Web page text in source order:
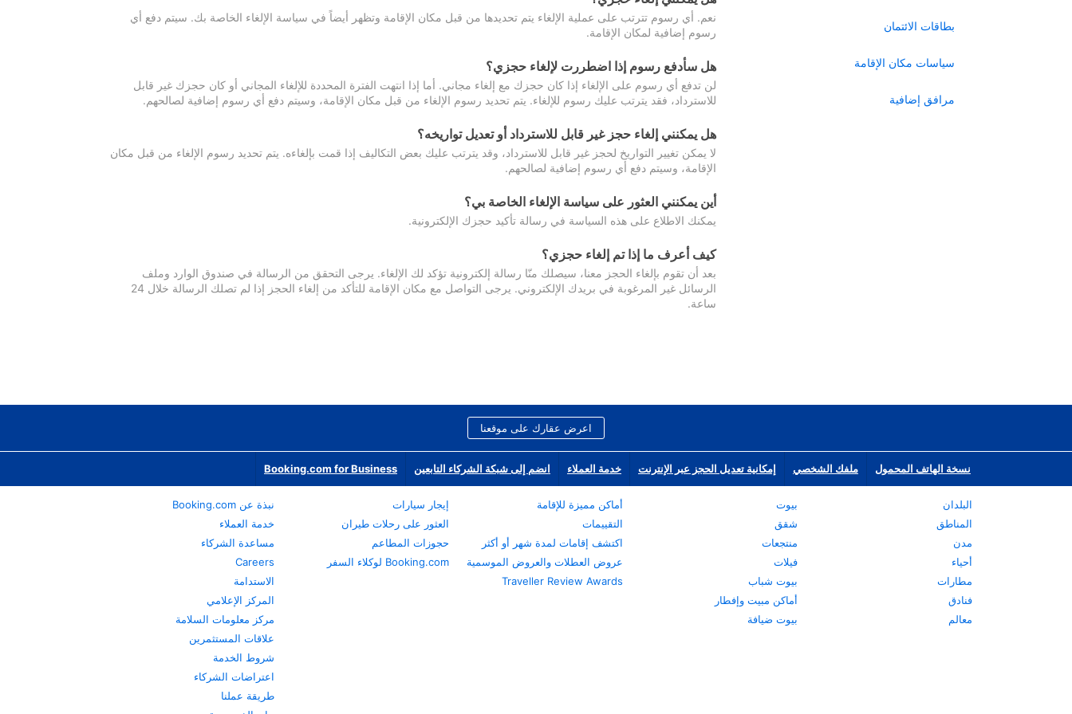
بطاقات الائتمان
سياسات مكان الإقامة
مرافق إضافية
نعم. أي رسوم تترتب على عملية الإلغاء يتم تحديدها من قبل مكان الإقامة وتظهر أيضاً في سياسة الإلغاء الخاصة بك. سيتم دفع أي
رسوم إضافية لمكان الإقامة.
هل سأدفع رسوم إذا اضطررت لإلغاء حجزي؟
لن تدفع أي رسوم على الإلغاء إذا كان حجزك مع إلغاء مجاني. أما إذا انتهت الفترة المحددة للإلغاء المجاني أو كان حجزك غير قابل
للاسترداد، فقد يترتب عليك رسوم للإلغاء. يتم تحديد رسوم الإلغاء من قبل مكان الإقامة، وسيتم دفع أي رسوم إضافية لصالحهم.
هل يمكنني إلغاء حجز غير قابل للاسترداد أو تعديل تواريخه؟
لا يمكن تغيير التواريخ لحجز غير قابل للاسترداد، وقد يترتب عليك بعض التكاليف إذا قمت بإلغاءه. يتم تحديد رسوم الإلغاء من قبل مكان
الإقامة، وسيتم دفع أي رسوم إضافية لصالحهم.
أين يمكنني العثور على سياسة الإلغاء الخاصة بي؟
يمكنك الاطلاع على هذه السياسة في رسالة تأكيد حجزك الإلكترونية.
كيف أعرف ما إذا تم إلغاء حجزي؟
بعد أن تقوم بإلغاء الحجز معنا، سيصلك منّا رسالة إلكترونية تؤكد لك الإلغاء. يرجى التحقق من الرسالة في صندوق الوارد وملف
الرسائل غير المرغوبة في بريدك الإلكتروني. يرجى التواصل مع مكان الإقامة للتأكد من إلغاء الحجز إذا لم تصلك الرسالة خلال 24
ساعة.
اعرض عقارك على موقعنا
نسخة الهاتف المحمول ملفك الشخصي إمكانية تعديل الحجز عبر الإنترنت خدمة العملاء انضم إلى شبكة الشركاء التابعين Booking.com for Business
البلدان
المناطق
مدن
أحياء
مطارات
فنادق
معالم
بيوت
شقق
منتجعات
فيلات
بيوت شباب
أماكن مبيت وإفطار
بيوت ضيافة
أماكن مميزة للإقامة
التقييمات
اكتشف إقامات لمدة شهر أو أكثر
عروض العطلات والعروض الموسمية
Traveller Review Awards
إيجار سيارات
العثور على رحلات طيران
حجوزات المطاعم
Booking.com لوكلاء السفر
نبذة عن Booking.com
خدمة العملاء
مساعدة الشركاء
Careers
الاستدامة
المركز الإعلامي
مركز معلومات السلامة
علاقات المستثمرين
شروط الخدمة
اعتراضات الشركاء
طريقة عملنا